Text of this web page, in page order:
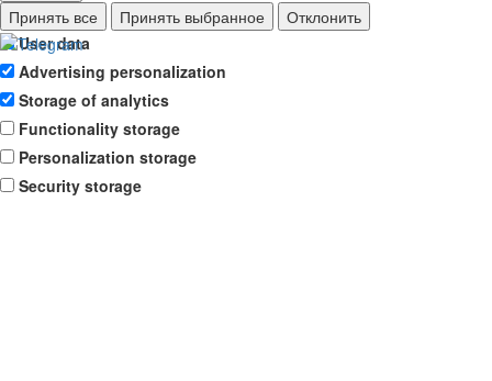
Ad storage
User data
Advertising personalization
Storage of analytics
Functionality storage
Personalization storage
Security storage
Принять все Принять выбранное Отклонить